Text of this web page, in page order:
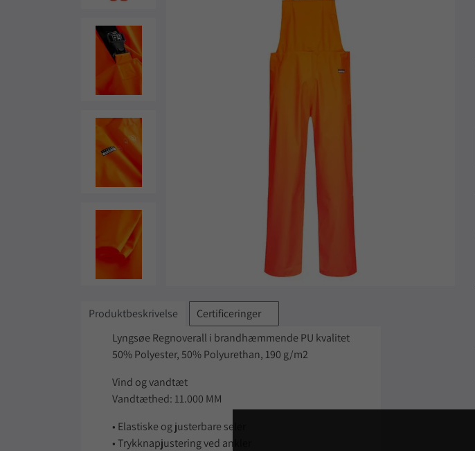
Produktbeskrivelse
Certificeringer
Lyngsøe Regnoverall i brandhæmmende PU kvalitet
50% Polyester, 50% Polyurethan, 190 g/m2
Vind og vandtæt
Vandtæthed: 11.000 MM
• Elastiske og justerbare seler
• Trykknapjustering ved ankler